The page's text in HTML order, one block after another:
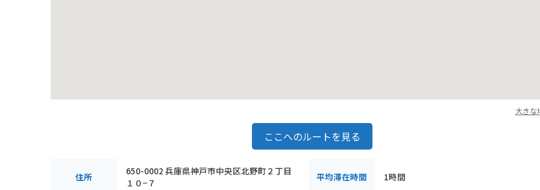
大きな
ここへのルートを見る
住所
650-0002 兵庫県神戸市中央区北野町２丁目
１０−７
平均滞在時間 1時間